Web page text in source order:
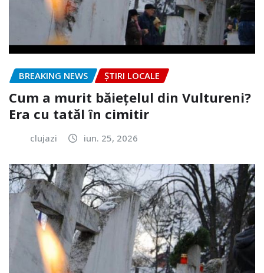
BREAKING NEWS ȘTIRI LOCALE
Cum a murit băiețelul din Vultureni?
Era cu tatăl în cimitir
clujazi iun. 25, 2026